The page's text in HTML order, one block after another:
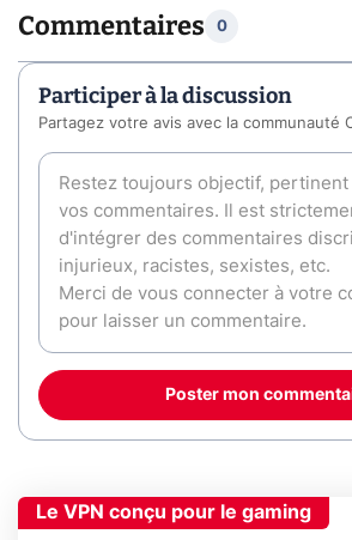
Commentaires 0
Participer à la discussion
Partagez votre avis avec la communauté
Poster mon
Le VPN conçu pour le gaming